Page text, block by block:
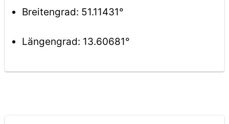
Breitengrad: 51.11431°
Längengrad: 13.60681°